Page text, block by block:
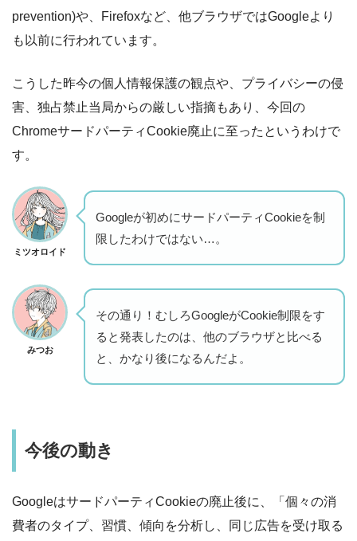
prevention)や、Firefoxなど、他ブラウザではGoogleより
も以前に行われています。
こうした昨今の個人情報保護の観点や、プライバシーの侵
害、独占禁止当局からの厳しい指摘もあり、今回の
ChromeサードパーティCookie廃止に至ったというわけで
す。
ミツオロイド
Googleが初めにサードパーティCookieを制
限したわけではない…。
みつお
その通り！むしろGoogleがCookie制限をす
ると発表したのは、他のブラウザと比べる
と、かなり後になるんだよ。
今後の動き
GoogleはサードパーティCookieの廃止後に、「個々の消
費者のタイプ、習慣、傾向を分析し、同じ広告を受け取る